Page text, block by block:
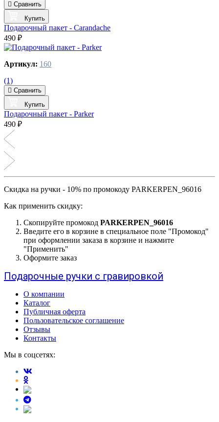
Сравнить
Купить
Подарочный пакет - Carandache
490 ₽
Артикул: 160
(1)
Сравнить
Купить
Подарочный пакет - Parker
490 ₽
Скидка на ручки - 10% по промокоду PARKERPEN_96016
Как применить скидку:
Скопируйте промокод PARKERPEN_96016
Введите его в корзине в специальное поле "Промокод"
при оформлении заказа в корзине и нажмите
"Применить"
Оформите заказ
Подарочные ручки с гравировкой
О компании
Каталог
Публичная оферта
Пользовательское соглашение
Отзывы
Контакты
Мы в соцсетях: